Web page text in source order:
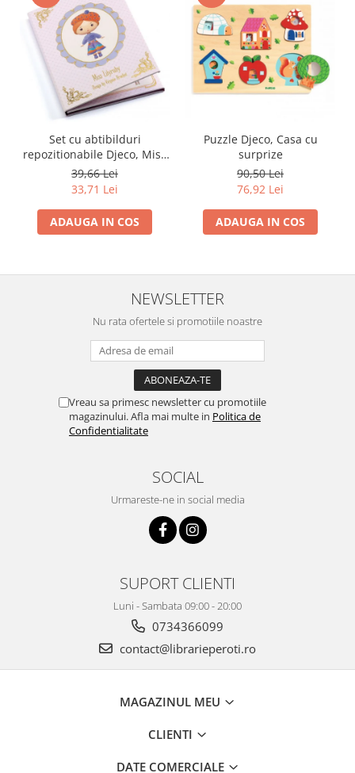
Set cu abtibilduri
repozitionabile Djeco, Miss
Lilyruby
39,66 Lei
33,71 Lei
ADAUGA IN COS
Puzzle Djeco, Casa cu
surprize
90,50 Lei
76,92 Lei
ADAUGA IN COS
NEWSLETTER
Nu rata ofertele si promotiile noastre
Vreau sa primesc newsletter cu promotiile
magazinului. Afla mai multe in Politica de
Confidentialitate
SOCIAL
Urmareste-ne in social media
SUPORT CLIENTI
Luni - Sambata 09:00 - 20:00
0734366099
contact@librarieperoti.ro
MAGAZINUL MEU
CLIENTI
DATE COMERCIALE